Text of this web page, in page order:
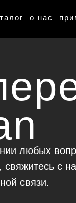
о нас
любых
с
связи.